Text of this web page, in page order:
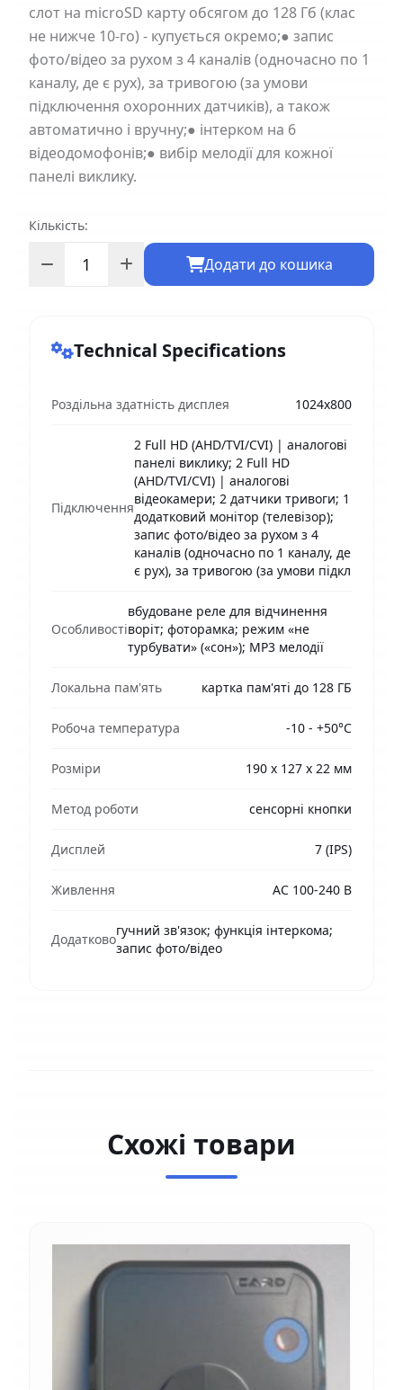
слот на microSD карту обсягом до 128 Гб (клас
не нижче 10-го) - купується окремо;● запис
фото/відео за рухом з 4 каналів (одночасно по 1
каналу, де є рух), за тривогою (за умови
підключення охоронних датчиків), а також
автоматично і вручну;● інтерком на 6
відеодомофонів;● вибір мелодії для кожної
панелі виклику.
Кількість:
Додати до кошика
Technical Specifications
Роздільна здатність дисплея 1024x800
Підключення
2 Full HD (AHD/TVI/CVI) | аналогові
панелі виклику; 2 Full HD
(AHD/TVI/CVI) | аналогові
відеокамери; 2 датчики тривоги; 1
додатковий монітор (телевізор);
запис фото/відео за рухом з 4
каналів (одночасно по 1 каналу, де
є рух), за тривогою (за умови підкл
Особливості
вбудоване реле для відчинення
воріт; фоторамка; режим «не
турбувати» («сон»); MP3 мелодії
Локальна пам'ять картка пам'яті до 128 ГБ
Робоча температура -10 - +50°C
Розміри 190 х 127 х 22 мм
Метод роботи сенсорні кнопки
Дисплей 7 (IPS)
Живлення AC 100-240 В
Додатково
гучний зв'язок; функція інтеркома;
запис фото/відео
Схожі товари